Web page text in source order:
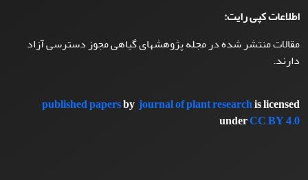
اطلاعات کپی رایت:
مقالات منتشر شده در مجله پژوهشهای گیاهی مجوز دسترسی آزاد
دارند.
published papersbyjournal of plant researchis licensed
underCC BY 4.0